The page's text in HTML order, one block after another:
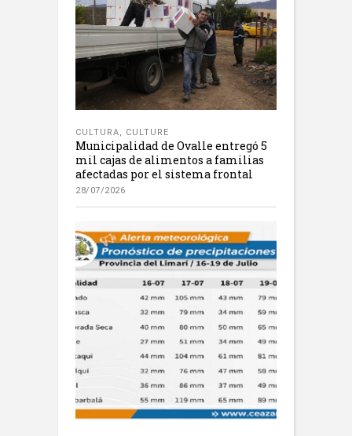
CULTURA, CULTURE
Municipalidad de Ovalle entregó 5
mil cajas de alimentos a familias
afectadas por el sistema frontal
28/07/2026